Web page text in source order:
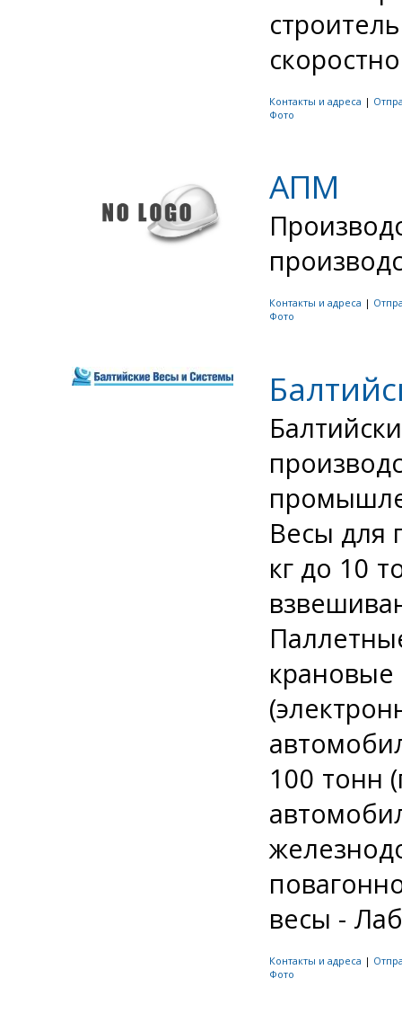
Контакты и адреса |
Фото
АПМ
Контакты и адреса |
Фото
Весы для
кг до 10
крановые
100 тонн
весы -
Контакты и адреса |
Фото